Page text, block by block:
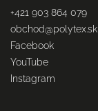
+421 903 864 079
obchod@polytex.sk
Facebook
YouTube
Instagram